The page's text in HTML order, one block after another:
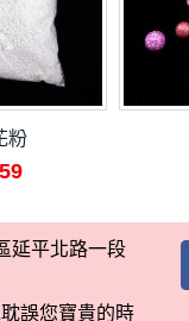
粉
延平北路一段
誤您寶貴的時